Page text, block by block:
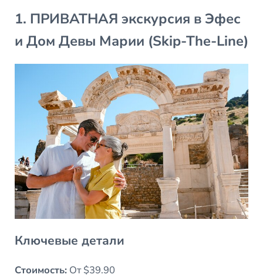
1. ПРИВАТНАЯ экскурсия в Эфес
и Дом Девы Марии (Skip-The-Line)
Ключевые детали
Стоимость:От $39.90